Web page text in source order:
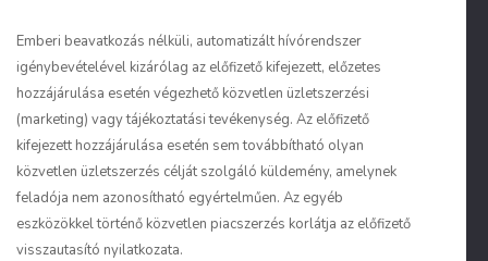
Emberi beavatkozás nélküli, automatizált hívórendszer
igénybevételével kizárólag az előfizető kifejezett, előzetes
hozzájárulása esetén végezhető közvetlen üzletszerzési
(marketing) vagy tájékoztatási tevékenység. Az előfizető
kifejezett hozzájárulása esetén sem továbbítható olyan
közvetlen üzletszerzés célját szolgáló küldemény, amelynek
feladója nem azonosítható egyértelműen. Az egyéb
eszközökkel történő közvetlen piacszerzés korlátja az előfizető
visszautasító nyilatkozata.